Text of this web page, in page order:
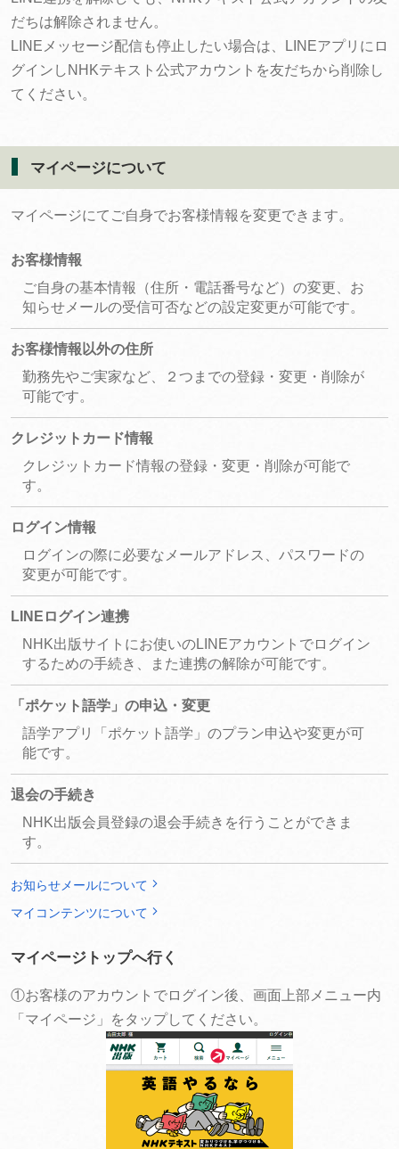
だちは解除されません。
LINEメッセージ配信も停止したい場合は、LINEアプリにロ
グインしNHKテキスト公式アカウントを友だちから削除し
てください。
マイページについて
マイページにてご自身でお客様情報を変更できます。
お客様情報
ご自身の基本情報（住所・電話番号など）の変更、お
知らせメールの受信可否などの設定変更が可能です。
お客様情報以外の住所
勤務先やご実家など、２つまでの登録・変更・削除が
可能です。
クレジットカード情報
クレジットカード情報の登録・変更・削除が可能で
す。
ログイン情報
ログインの際に必要なメールアドレス、パスワードの
変更が可能です。
LINEログイン連携
NHK出版サイトにお使いのLINEアカウントでログイン
するための手続き、また連携の解除が可能です。
「ポケット語学」の申込・変更
語学アプリ「ポケット語学」のプラン申込や変更が可
能です。
退会の手続き
NHK出版会員登録の退会手続きを行うことができま
す。
お知らせメールについて
マイコンテンツについて
マイページトップへ行く
①お客様のアカウントでログイン後、画面上部メニュー内
「マイページ」をタップしてください。